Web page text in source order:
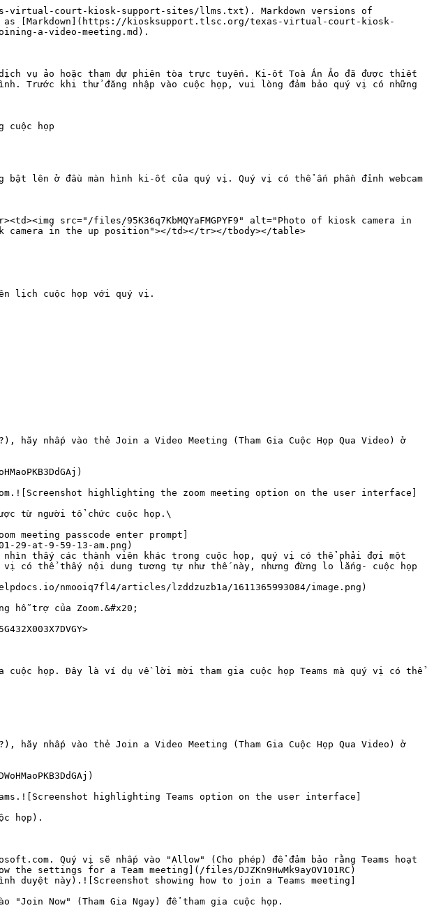
virtual-court-kiosk-support-sites/llms.txt). Markdown versions of
as [Markdown](https://kiosksupport.tlsc.org/texas-virtual-court-kiosk-
a-video-meeting.md).
vụ ảo hoặc tham dự phiên tòa trực tuyến. Ki-ốt Toà Án Ảo đã được thiết
Trước khi thử đăng nhập vào cuộc họp, vui lòng đảm bảo quý vị có những
cuộc họp
bật lên ở đầu màn hình ki-ốt của quý vị. Quý vị có thể ấn phần đỉnh webcam
src="/files/95K36q7KbMQYaFMGPYF9" alt="Photo of kiosk camera in
camera in the up position"></td></tr></tbody></table>
lịch cuộc họp với quý vị.
hãy nhấp vào thẻ Join a Video Meeting (Tham Gia Cuộc Họp Qua Video) ở
highlighting the zoom meeting option on the user interface]
từ người tổ chức cuộc họp.\
meeting passcode enter prompt]
29-at-9-59-13-am.png)
thấy các thành viên khác trong cuộc họp, quý vị có thể phải đợi một
có thể thấy nội dung tương tự như thế này, nhưng đừng lo lắng- cuộc họp
hỗ trợ của Zoom.&#x20;
cuộc họp. Đây là ví dụ về lời mời tham gia cuộc họp Teams mà quý vị có thể
hãy nhấp vào thẻ Join a Video Meeting (Tham Gia Cuộc Họp Qua Video) ở
highlighting Teams option on the user interface]
họp).
Quý vị sẽ nhấp vào "Allow" (Cho phép) để đảm bảo rằng Teams hoạt
settings for a Team meeting](/files/DJZKn9HwMk9ayOV101RC)
này).![Screenshot showing how to join a Teams meeting]
Now" (Tham Gia Ngay) để tham gia cuộc họp.